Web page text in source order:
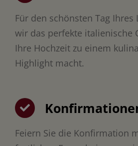
Für den schönsten Tag Ihres
wir das perfekte italienische
Ihre Hochzeit zu einem
Highlight macht.
Feiern Sie die Konfirmation